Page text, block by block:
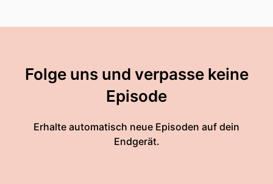
Folge uns und verpasse keine
Episode
Erhalte automatisch neue Episoden auf dein
Endgerät.